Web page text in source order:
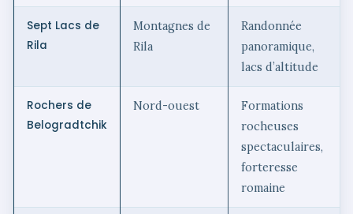
Sept Lacs de
Rila
Montagnes de
Rila
Randonnée
panoramique,
lacs d’altitude
Rochers de
Belogradtchik
Nord-ouest
Formations
rocheuses
spectaculaires,
forteresse
romaine